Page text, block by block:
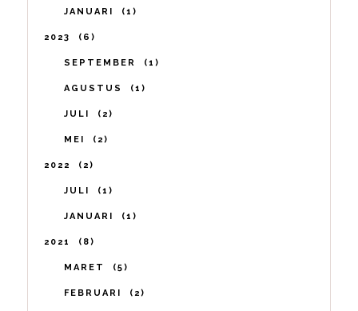
JANUARI 1
2023 6
SEPTEMBER 1
AGUSTUS 1
JULI 2
MEI 2
2022 2
JULI 1
JANUARI 1
2021 8
MARET 5
FEBRUARI 2